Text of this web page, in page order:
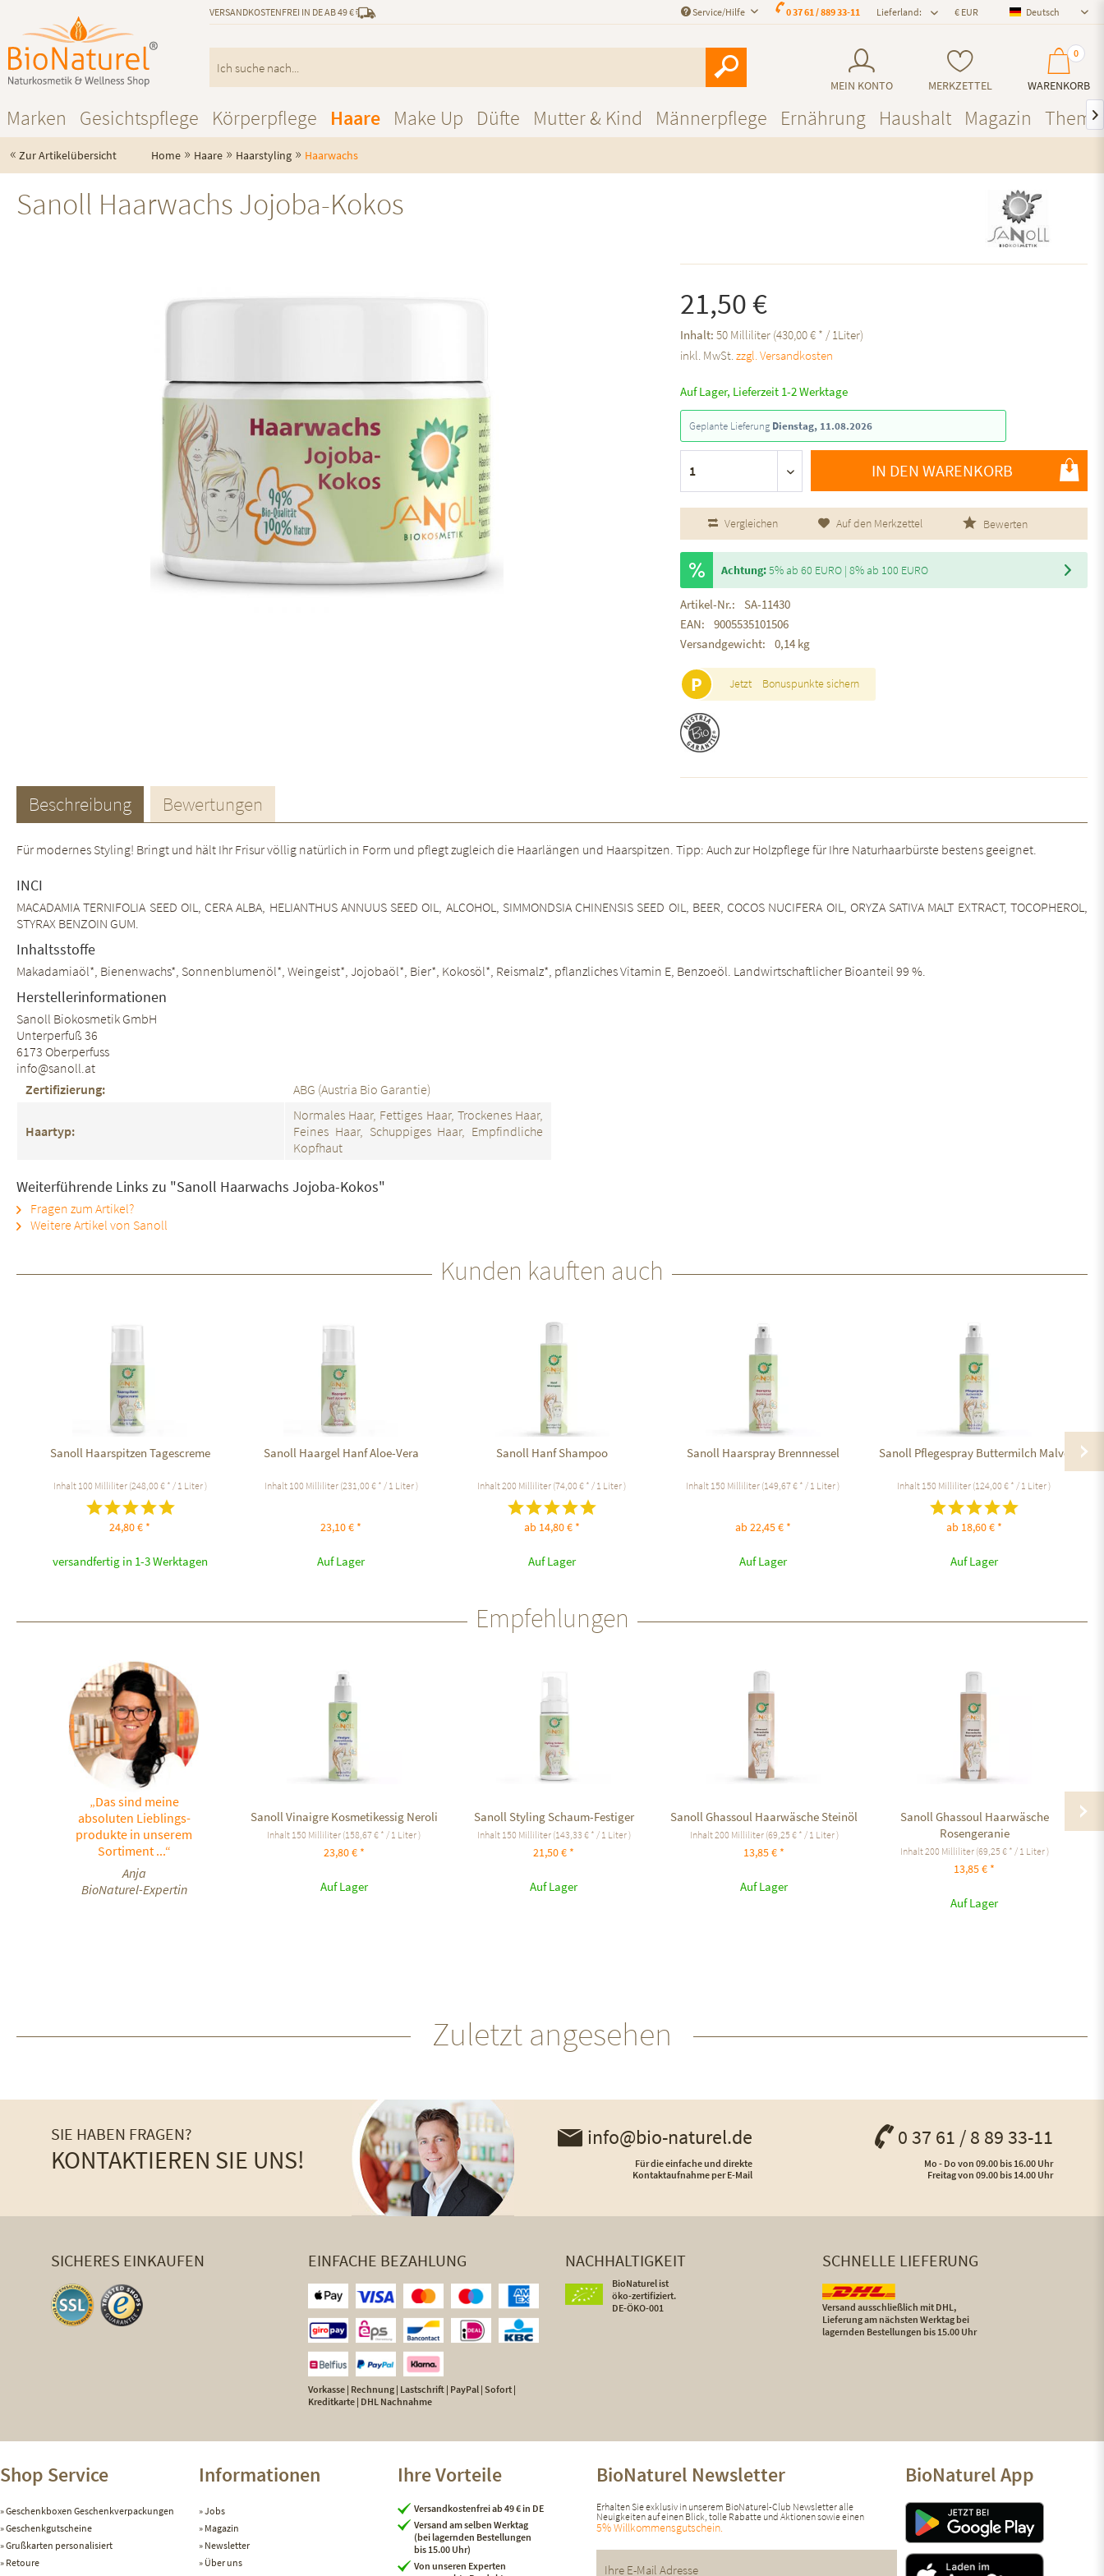
VERSANDKOSTENFREI IN DE AB 49 € Deutsch
Deutsch
Lieferland:
0 37 61 / 889 33-11
Service/Hilfe
MEIN KONTO MERKZETTEL
0
WARENKORB
Marken Gesichtspflege Körperpflege Haare Make Up Düfte Mutter & Kind Männerpflege Ernährung Haushalt Magazin 
« Zur Artikelübersicht Home » Haare » Haarstyling » Haarwachs
Sanoll Haarwachs Jojoba-Kokos
21,50 €
Inhalt:50 Milliliter (430,00 € * / 1Liter)
inkl. MwSt.zzgl. Versandkosten
Auf Lager, Lieferzeit 1-2 Werktage
Geplante Lieferung Dienstag, 11.08.2026
IN DEN WARENKORB
Vergleichen Auf den Merkzettel Bewerten
Achtung:5% ab 60 EURO | 8% ab 100 EURO
Artikel-Nr.:
SA-11430
EAN:
9005535101506
Versandgewicht:
0,14 kg
P Jetzt Bonuspunkte sichern
Beschreibung Bewertungen
Für modernes Styling! Bringt und hält Ihr Frisur völlig natürlich in Form und pflegt zugleich die Haarlängen und Haarspitzen. Tipp: Auch zur Holzpflege für Ihre Naturhaarbürste bestens geeignet.
INCI
MACADAMIA TERNIFOLIA SEED OIL, CERA ALBA, HELIANTHUS ANNUUS SEED OIL, ALCOHOL, SIMMONDSIA CHINENSIS SEED OIL, BEER, COCOS NUCIFERA OIL, ORYZA SATIVA MALT EXTRACT, TOCOPHEROL,
STYRAX BENZOIN GUM.
Inhaltsstoffe
Makadamiaöl*, Bienenwachs*, Sonnenblumenöl*, Weingeist*, Jojobaöl*, Bier*, Kokosöl*, Reismalz*, pflanzliches Vitamin E, Benzoeöl. Landwirtschaftlicher Bioanteil 99 %.
Herstellerinformationen
Sanoll Biokosmetik GmbH
Unterperfuß 36
6173 Oberperfuss
info@sanoll.at
Zertifizierung:
ABG (Austria Bio Garantie)
Haartyp:
Normales Haar, Fettiges Haar, Trockenes Haar,
Feines Haar, Schuppiges Haar, Empfindliche
Kopfhaut
Weiterführende Links zu "Sanoll Haarwachs Jojoba-Kokos"
Fragen zum Artikel?
Weitere Artikel von Sanoll
Kunden kauften auch
Sanoll Haarspitzen Tagescreme
Inhalt 100 Milliliter (248,00 € * / 1 Liter )
24,80 € *
versandfertig in 1-3 Werktagen
Sanoll Haargel Hanf Aloe-Vera
Inhalt 100 Milliliter (231,00 € * / 1 Liter )
23,10 € *
Auf Lager
Sanoll Hanf Shampoo
Inhalt200 Milliliter (74,00 € * / 1 Liter )
ab 14,80 € *
Auf Lager
Sanoll Haarspray Brennnessel
Inhalt 150 Milliliter (149,67 € * / 1 Liter )
ab 22,45 € *
Auf Lager
Sanoll Pflegespray Buttermilch Malve
Inhalt 150 Milliliter (124,00 € * / 1 Liter )
ab 18,60 € *
Auf Lager
Empfehlungen
„Das sind meine
absoluten Lieblings-
produkte in unserem
Sortiment ...“
Anja
BioNaturel-Expertin
Sanoll Vinaigre Kosmetikessig Neroli
Inhalt 150 Milliliter (158,67 € * / 1 Liter )
23,80 € *
Auf Lager
Sanoll Styling Schaum-Festiger
Inhalt 150 Milliliter (143,33 € * / 1 Liter )
21,50 € *
Auf Lager
Sanoll Ghassoul Haarwäsche Steinöl
Inhalt200 Milliliter (69,25 € * / 1 Liter )
13,85 € *
Auf Lager
Sanoll Ghassoul Haarwäsche
Rosengeranie
Inhalt200 Milliliter (69,25 € * / 1 Liter )
13,85 € *
Auf Lager
Zuletzt angesehen
SIE HABEN FRAGEN?
KONTAKTIEREN SIE UNS!
info@bio-naturel.de
Für die einfache und direkte
Kontaktaufnahme per E-Mail
0 37 61 / 8 89 33-11
Mo - Do von 09.00 bis 16.00 Uhr
Freitag von 09.00 bis 14.00 Uhr
SICHERES EINKAUFEN EINFACHE BEZAHLUNG
Vorkasse | Rechnung | Lastschrift | PayPal | Sofort |
Kreditkarte | DHL Nachnahme
NACHHALTIGKEIT
BioNaturel ist
öko-zertifiziert.
DE-ÖKO-001
SCHNELLE LIEFERUNG
Versand ausschließlich mit DHL,
Lieferung am nächsten Werktag bei
lagernden Bestellungen bis 15.00 Uhr
Shop Service
Geschenkboxen Geschenkverpackungen
Geschenkgutscheine
Grußkarten personalisiert
Retoure
Informationen
Jobs
Magazin
Newsletter
Über uns
Ihre Vorteile
Versandkostenfrei ab 49 € in DE
Versand am selben Werktag
(bei lagernden Bestellungen
bis 15.00 Uhr)
Von unseren Experten
BioNaturel Newsletter
Erhalten Sie exklusiv in unserem BioNaturel-Club Newsletter alle
Neuigkeiten auf einen Blick, tolle Rabatte und Aktionen sowie einen
5% Willkommensgutschein.
BioNaturel App